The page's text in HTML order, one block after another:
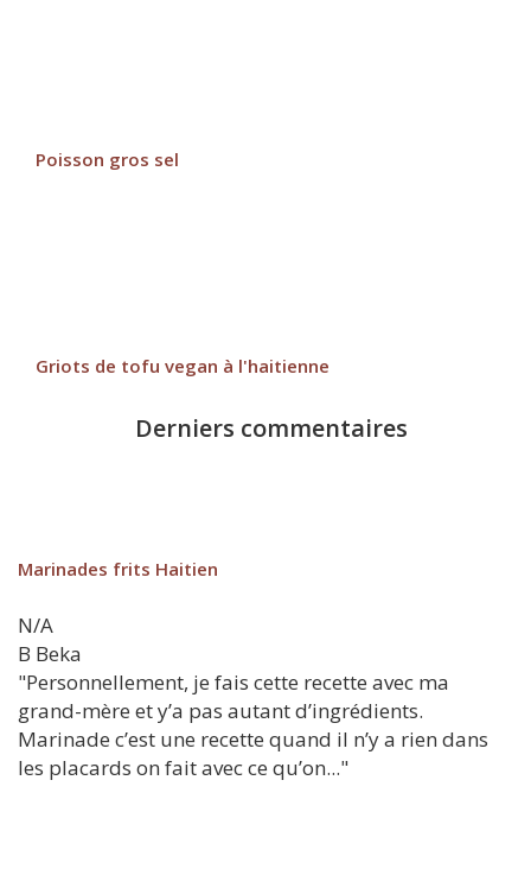
Poisson gros sel
Griots de tofu vegan à l'haitienne
Derniers commentaires
Marinades frits Haitien
N/A
B Beka
"Personnellement, je fais cette recette avec ma
grand-mère et y’a pas autant d’ingrédients.
Marinade c’est une recette quand il n’y a rien dans
les placards on fait avec ce qu’on..."